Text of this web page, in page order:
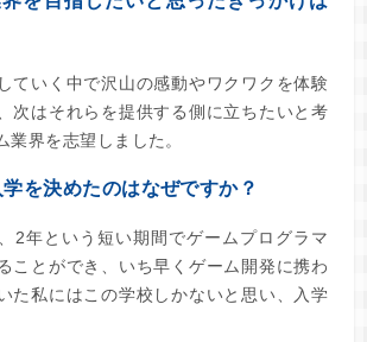
ていく中で沢山の感動やワクワクを体験
次はそれらを提供する側に立ちたいと考
業界を志望しました。
を決めたのはなぜですか？
2年という短い期間でゲームプログラマ
ことができ、いち早くゲーム開発に携わ
た私にはこの学校しかないと思い、入学